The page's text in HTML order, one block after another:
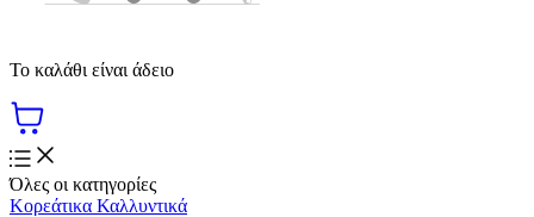
Το καλάθι είναι άδειο
Όλες οι κατηγορίες
Κορεάτικα Καλλυντικά